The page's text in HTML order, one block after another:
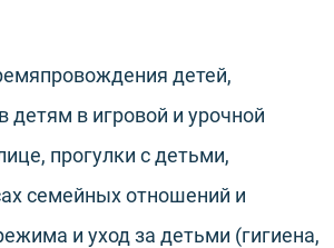
детей,
в игровой и урочной
прогулки с детьми,
семейных отношений и
и уход за детьми (гигиена,